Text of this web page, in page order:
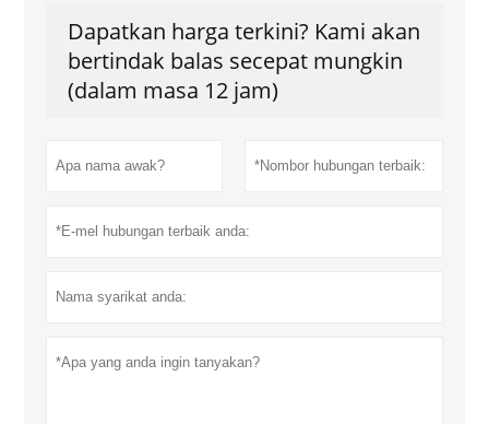
Dapatkan harga terkini? Kami akan
bertindak balas secepat mungkin
(dalam masa 12 jam)